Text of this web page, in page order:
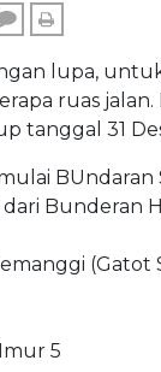
COMMENTS
lupa,
ruas
tanggal 31
BUndaran
Bunderan
(Gatot
5